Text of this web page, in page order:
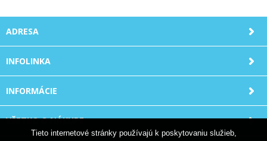
ADRESA
INFOLINKA
INFORMÁCIE
VŠETKO O NÁKUPE
Tieto internetové stránky používajú k poskytovaniu služieb,